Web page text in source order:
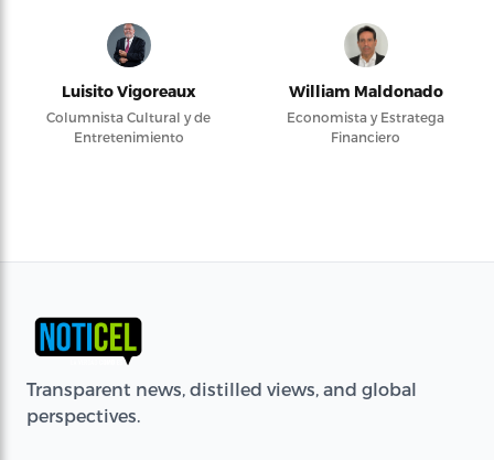
Luisito Vigoreaux
Columnista Cultural y de
Entretenimiento
William Maldonado
Economista y Estratega
Financiero
Transparent news, distilled views, and global
perspectives.